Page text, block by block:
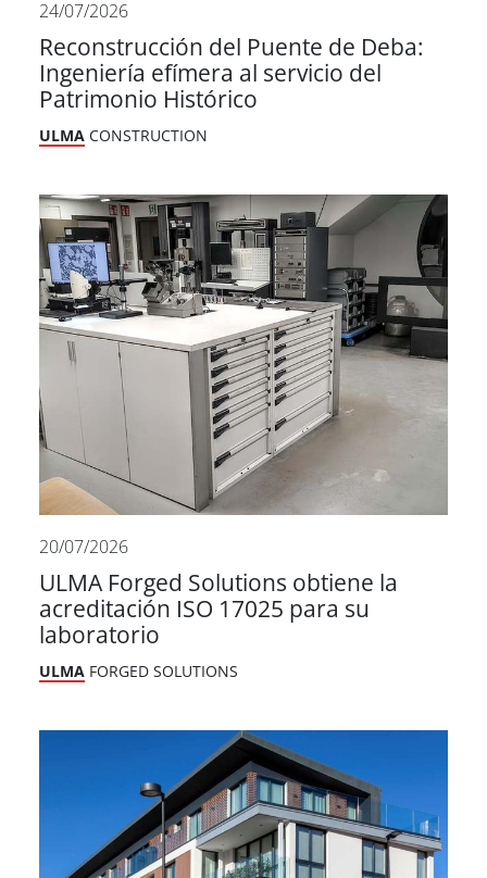
24/07/2026
Reconstrucción del Puente de Deba:
Ingeniería efímera al servicio del
Patrimonio Histórico
ULMA CONSTRUCTION
20/07/2026
ULMA Forged Solutions obtiene la
acreditación ISO 17025 para su
laboratorio
ULMA FORGED SOLUTIONS